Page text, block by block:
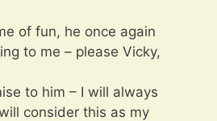
of fun, he once again
to me – please Vicky,
to him – I will always
consider this as my